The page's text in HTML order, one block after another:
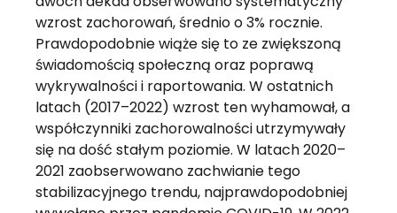
wzrost zachorowań, średnio o 3% rocznie.
Prawdopodobnie wiąże się to ze zwiększoną
świadomością społeczną oraz poprawą
wykrywalności i raportowania. W ostatnich
latach (2017–2022) wzrost ten wyhamował, a
współczynniki zachorowalności utrzymywały
się na dość stałym poziomie. W latach 2020–
2021 zaobserwowano zachwianie tego
stabilizacyjnego trendu, najprawdopodobniej